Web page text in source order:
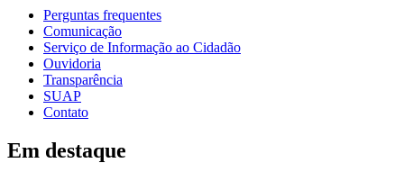
Perguntas frequentes
Comunicação
Serviço de Informação ao Cidadão
Ouvidoria
Transparência
SUAP
Contato
Em destaque